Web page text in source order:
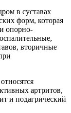
в суставах
форм, которая
опорно-
вторичные
артритов,
и подагрический